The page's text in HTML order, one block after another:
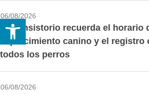
Abrir barra de
06/08/2026
El Consistorio recuerda el horario
esparcimiento canino y el
todos los perros
06/08/2026